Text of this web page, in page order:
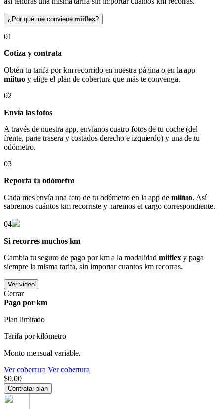
¿Por qué me conviene miiflex?
01
Cotiza y contrata
Obtén tu tarifa por km recorrido en nuestra página o en la app
miituo y elige el plan de cobertura que más te convenga.
02
Envía las fotos
A través de nuestra app, envíanos cuatro fotos de tu coche (del
frente, parte trasera y costados derecho e izquierdo) y una de tu
odómetro.
03
Reporta tu odómetro
Cada mes envía una foto de tu odómetro en la app de miituo. Así
sabremos cuántos km recorriste y haremos el cargo correspondiente.
04
Si recorres muchos km
Cambia tu seguro de pago por km a la modalidad miiflex y paga
siempre la misma tarifa, sin importar cuantos km recorras.
Ver video
Cerrar
Pago por km
Plan limitado
Tarifa por kilómetro
Monto mensual variable.
Ver cobertura Ver cobertura
$0.00
Contratar plan